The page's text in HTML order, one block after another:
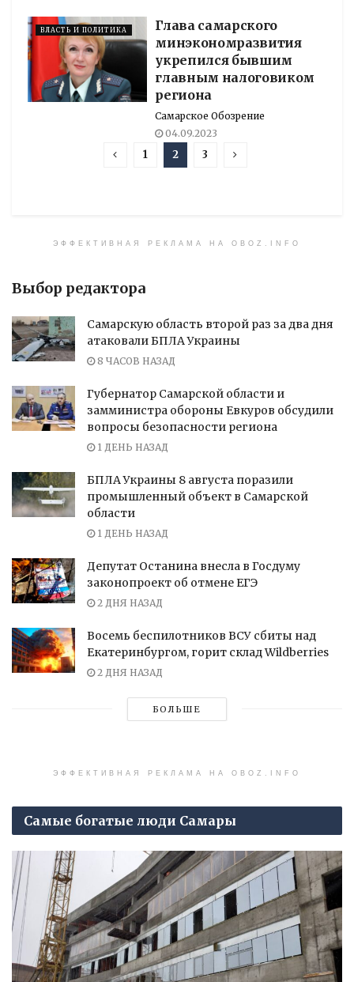
ВЛАСТЬ И ПОЛИТИКА
Глава самарского
минэкономразвития
укрепился бывшим
главным налоговиком
региона
Самарское Обозрение
04.09.2023
1 2 3
ЭФФЕКТИВНАЯ РЕКЛАМА НА OBOZ.INFO
Выбор редактора
Самарскую область второй раз за два дня
атаковали БПЛА Украины
8 ЧАСОВ НАЗАД
Губернатор Самарской области и
замминистра обороны Евкуров обсудили
вопросы безопасности региона
1 ДЕНЬ НАЗАД
БПЛА Украины 8 августа поразили
промышленный объект в Самарской
области
1 ДЕНЬ НАЗАД
Депутат Останина внесла в Госдуму
законопроект об отмене ЕГЭ
2 ДНЯ НАЗАД
Восемь беспилотников ВСУ сбиты над
Екатеринбургом, горит склад Wildberries
2 ДНЯ НАЗАД
БОЛЬШЕ
ЭФФЕКТИВНАЯ РЕКЛАМА НА OBOZ.INFO
Самые богатые люди Самары